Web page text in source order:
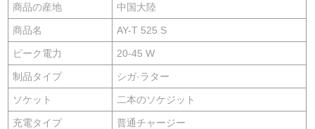
商品の産地 中国大陸
商品名 AY-T 525 S
ピーク電力 20-45 W
制品タイプ シガ·ラター
ソケット 二本のソケジット
充電タイプ 普通チャージー